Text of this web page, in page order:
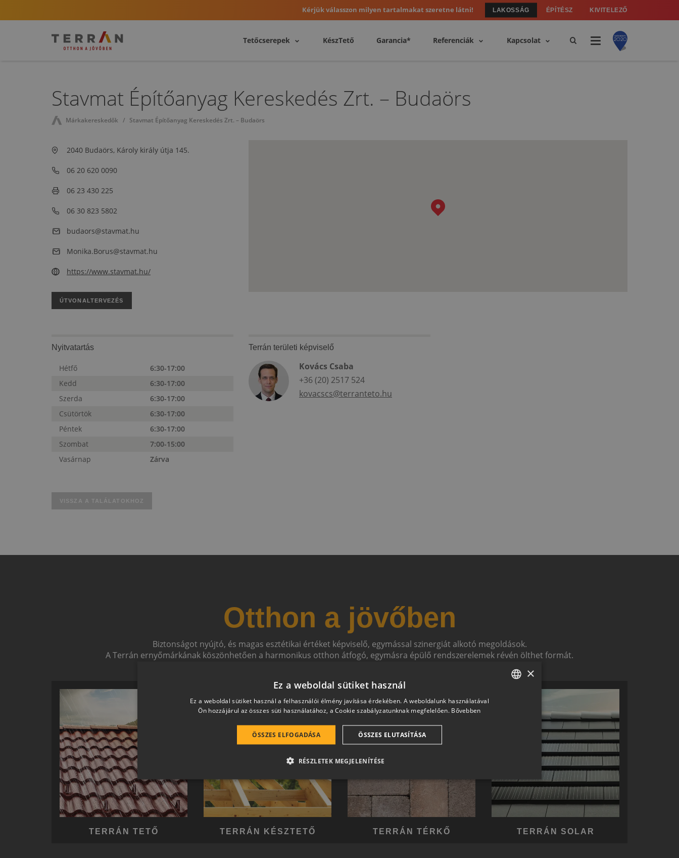
Kérjük válasszon milyen tartalmakat szeretne látni! LAKOSSÁG ÉPÍTÉSZ KIVITELEZŐ
Tetőcserepek KészTető Garancia* Referenciák Kapcsolat
Stavmat Építőanyag Kereskedés Zrt. – Budaörs
Márkakereskedők Stavmat Építőanyag Kereskedés Zrt. – Budaörs
2040 Budaörs, Károly király útja 145.
06 20 620 0090
06 23 430 225
06 30 823 5802
budaors@stavmat.hu
Monika.Borus@stavmat.hu
https://www.stavmat.hu/
ÚTVONALTERVEZÉS
Nyitvatartás
Hétfő
6:30-17:00
Kedd
6:30-17:00
Szerda
6:30-17:00
Csütörtök
6:30-17:00
Péntek
6:30-17:00
Szombat
7:00-15:00
Vasárnap
Zárva
Terrán területi képviselő
Kovács Csaba
+36 (20) 2517 524
kovacscs@terranteto.hu
VISSZA A TALÁLATOKHOZ
Otthon a jövőben
Biztonságot nyújtó, és magas esztétikai értéket képviselő, egymással szinergiát alkotó megoldások.
A Terrán ernyőmárkának köszönhetően a harmonikus otthon átfogó, egymásra épülő rendszerelemek révén ölthet formát.
TERRÁN TETŐ TERRÁN KÉSZTETŐ TERRÁN TÉRKŐ TERRÁN SOLAR
CROATIAN
SR
×
Ez a weboldal sütiket használ
Ez a weboldal sütiket használ a felhasználói élmény javítása érdekében. A weboldalunk használatával
Ön hozzájárul az összes süti használatához, a Cookie szabályzatunknak megfelelően. Bővebben
ÖSSZES ELFOGADÁSA ÖSSZES ELUTASÍTÁSA
RÉSZLETEK MEGJELENÍTÉSE